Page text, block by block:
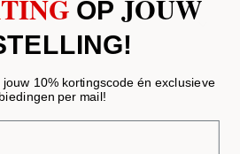
OPJOUW
10% kortingscode én exclusieve
per mail!